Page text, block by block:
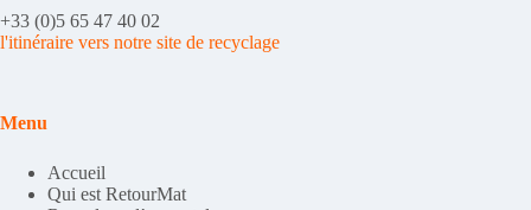
+33 (0)5 65 47 40 02
l'itinéraire vers notre site de recyclage
Menu
Accueil
Qui est RetourMat